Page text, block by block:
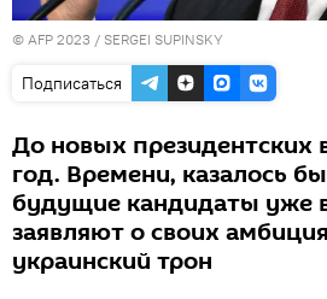
© AFP 2023 / SERGEI SUPINSKY
Подписаться
До новых президентских
год. Времени, казалось
будущие кандидаты уже
заявляют о своих
украинский трон